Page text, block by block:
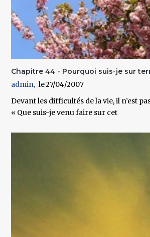
Chapitre 44 - Pourquoi suis-je sur
admin
27/04/2007
Devant les difficultés de la vie, il n’est
« Que suis-je venu faire sur cet